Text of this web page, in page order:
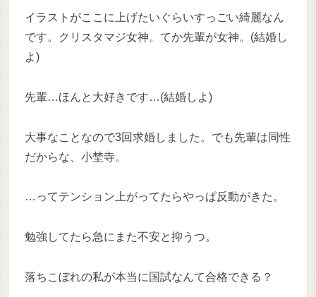
イラストがここに上げたいぐらいすっごい綺麗なん
です。クリスタマジ女神。てか先輩が女神。(結婚し
よ)
先輩…ほんと大好きです…(結婚しよ)
大事なことなので3回求婚しました。でも先輩は同性
だからな、小埜寺。
…ってテンション上がってたらやっぱ反動がきた。
勉強してたら急にまた不安と抑うつ。
落ちこぼれの私が本当に国試なんて合格できる？